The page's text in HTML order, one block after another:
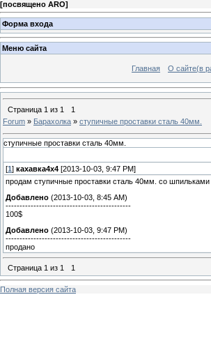
[посвящено ARO]
Форма входа
Меню сайта
Главная О сайте(в
Страница 1 из 1
1
Forum » Барахолка » ступичные проставки сталь 40мм.
ступичные проставки сталь 40мм.
[1 ] кахавка4х4 [2013-10-03, 9:47 PM]
продам ступичные проставки сталь 40мм. со
Добавлено (2013-10-03, 8:45 AM)
---------------------------------------------
100$
Добавлено (2013-10-03, 9:47 PM)
---------------------------------------------
продано
Страница 1 из 1 1
Полная версия сайта